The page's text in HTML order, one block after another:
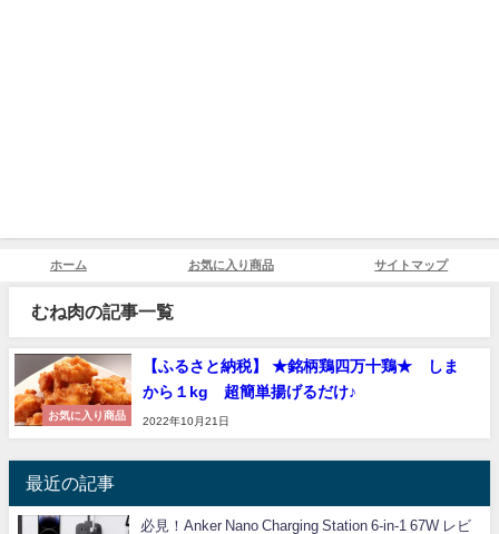
ホーム お気に入り商品 サイトマップ
むね肉の記事一覧
お気に入り商品
【ふるさと納税】 ★銘柄鶏四万十鶏★ しま
から１kg 超簡単揚げるだけ♪
2022年10月21日
最近の記事
必見！Anker Nano Charging Station 6-in-1 67W レビ